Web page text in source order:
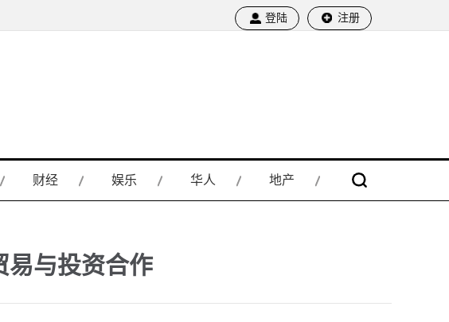
登陆 注册
财经 娱乐 华人 地产
易与投资合作